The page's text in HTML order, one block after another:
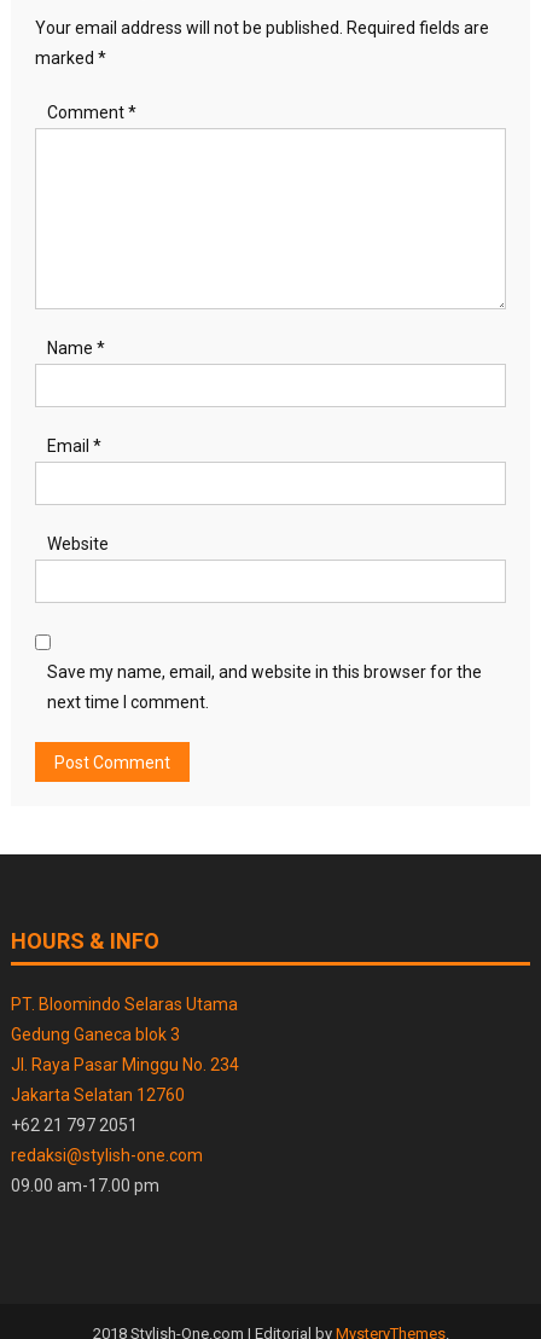
Your email address will not be published.
Required fields are
marked *
Comment*
Name *
Email *
Website
Save my name, email, and website in this browser for the
next time I comment.
HOURS & INFO
PT. Bloomindo Selaras Utama
Gedung Ganeca blok 3
Jl. Raya Pasar Minggu No. 234
Jakarta Selatan 12760
+62 21 797 2051
redaksi@stylish-one.com
09.00 am-17.00 pm
2018 Stylish-One.com | Editorial by MysteryThemes.